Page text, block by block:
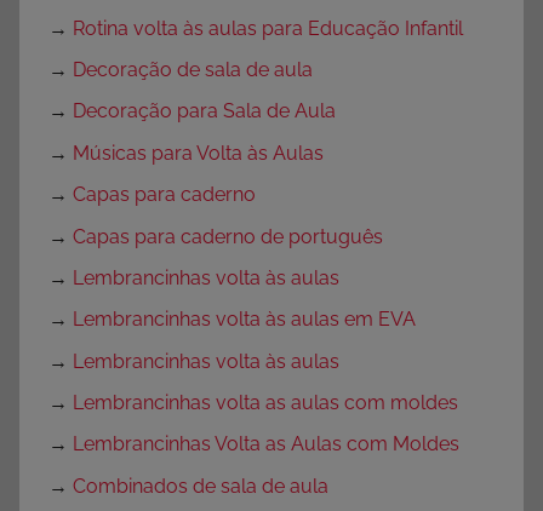
→ Rotina volta às aulas para Educação Infantil
→ Decoração de sala de aula
→ Decoração para Sala de Aula
→ Músicas para Volta às Aulas
→ Capas para caderno
→ Capas para caderno de português
→ Lembrancinhas volta às aulas
→ Lembrancinhas volta às aulas em EVA
→ Lembrancinhas volta às aulas
→ Lembrancinhas volta as aulas com moldes
→ Lembrancinhas Volta as Aulas com Moldes
→ Combinados de sala de aula